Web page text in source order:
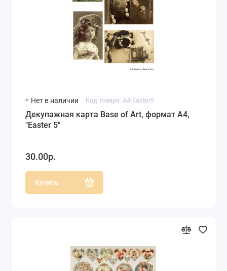
Нет в наличии Код товара: A4-Easter5
Декупажная карта Base of Art, формат А4,
"Easter 5"
30.00р.
Купить